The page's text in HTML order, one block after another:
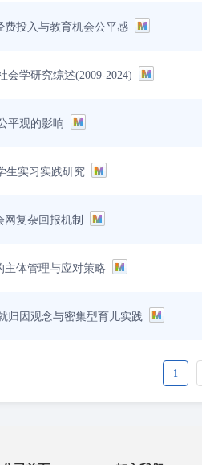
费投入与教育机会公平感
会学研究综述(2009-2024)
平观的影响
生实习实践研究
复杂回报机制
主体管理与应对策略
归因观念与密集型育儿实践
1